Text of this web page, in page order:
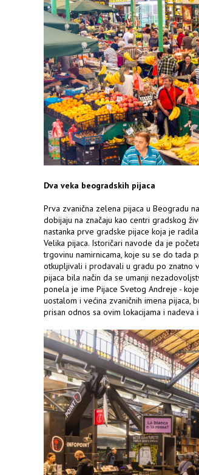
Dva veka beogradskih pijaca
Prva zvanična zelena pijaca u Beogradu
dobijaju na značaju kao centri gradskog
nastanka prve gradske pijace koja je
Velika pijaca. Istoričari navode da je
trgovinu namirnicama, koje su se do tada
otkupljivali i prodavali u gradu po znatno
pijaca bila način da se umanji
ponela je ime Pijace Svetog Andreje -
uostalom i većina zvaničnih imena pijaca,
prisan odnos sa ovim lokacijama i nadeva